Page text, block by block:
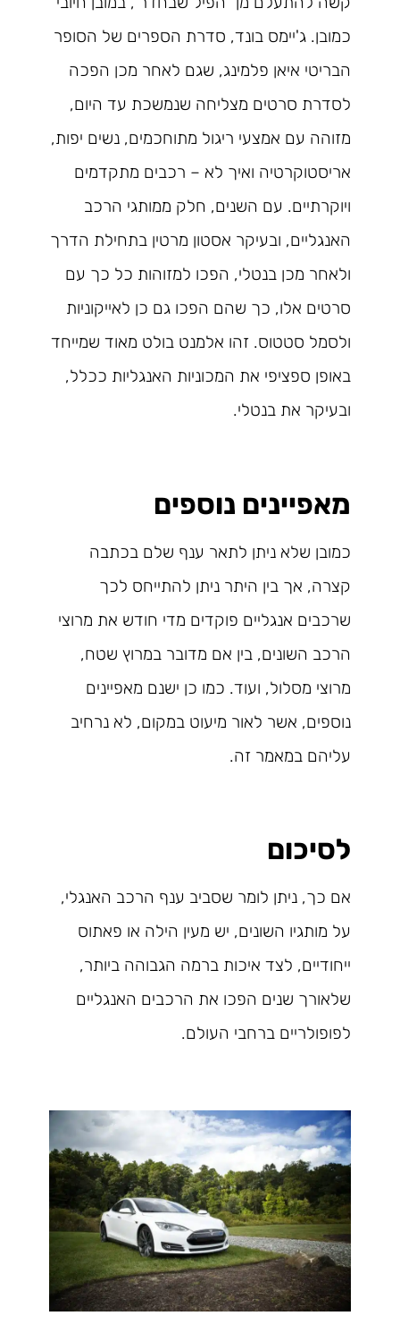
כמובן. ג'יימס בונד, סדרת הספרים של הסופר
הבריטי איאן פלמינג, שגם לאחר מכן הפכה
לסדרת סרטים מצליחה שנמשכת עד היום,
מזוהה עם אמצעי ריגול מתוחכמים, נשים יפות,
אריסטוקרטיה ואיך לא – רכבים מתקדמים
ויוקרתיים. עם השנים, חלק ממותגי הרכב
האנגליים, ובעיקר אסטון מרטין בתחילת הדרך
ולאחר מכן בנטלי, הפכו למזוהות כל כך עם
סרטים אלו, כך שהם הפכו גם כן לאייקוניות
ולסמל סטטוס. זהו אלמנט בולט מאוד שמייחד
באופן ספציפי את המכוניות האנגליות ככלל,
ובעיקר את בנטלי.
מאפיינים נוספים
כמובן שלא ניתן לתאר ענף שלם בכתבה
קצרה, אך בין היתר ניתן להתייחס לכך
שרכבים אנגליים פוקדים מדי חודש את מרוצי
הרכב השונים, בין אם מדובר במרוץ שטח,
מרוצי מסלול, ועוד. כמו כן ישנם מאפיינים
נוספים, אשר לאור מיעוט במקום, לא נרחיב
עליהם במאמר זה.
לסיכום
אם כך, ניתן לומר שסביב ענף הרכב האנגלי,
על מותגיו השונים, יש מעין הילה או פאתוס
ייחודיים, לצד איכות ברמה הגבוהה ביותר,
שלאורך שנים הפכו את הרכבים האנגליים
לפופולריים ברחבי העולם.